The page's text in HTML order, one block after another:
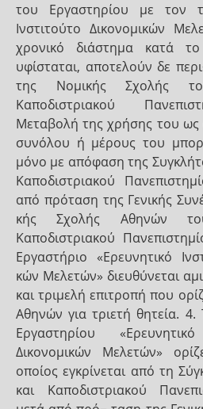
του Εργαστηρίου με τον
Ινστιτούτο Δικονομικών
χρονικό διάστημα κατά
υφίσταται, αποτελούν δε
της Νομικής Σχολής
Καποδιστριακού
Μεταβολή της χρήσης του ως
συνόλου ή μέρους του
μόνο με απόφαση της
Καποδιστριακού
από πρόταση της Γενικής
κής Σχολής Αθηνών
Καποδιστριακού
Εργαστήριο «Ερευνητικό
κών Μελετών» διευθύνεται
και τριμελή επιτροπή που
Αθηνών για τριετή θητεία. 4.
Εργαστηρίου
Δικονομικών Μελετών»
οποίος εγκρίνεται από τη
και Καποδιστριακού